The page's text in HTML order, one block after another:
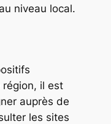
niveau local.
il est
auprès de
les sites